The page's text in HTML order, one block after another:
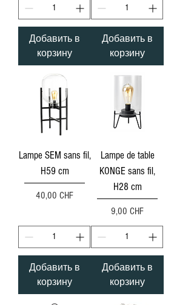
Добавить в
корзину
Добавить в
корзину
Lampe SEM sans fil,
H59 cm
Цена
40,00 CHF
Добавить в
корзину
Lampe de table
KONGE sans fil,
H28 cm
Цена
9,00 CHF
Добавить в
корзину